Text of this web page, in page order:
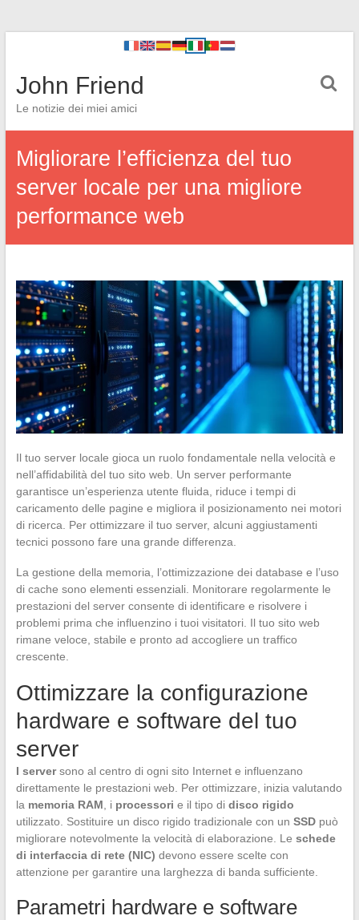
John Friend
Le notizie dei miei amici
Migliorare l’efficienza del tuo
server locale per una migliore
performance web
Il tuo server locale gioca un ruolo fondamentale nella velocità e
nell’affidabilità del tuo sito web. Un server performante
garantisce un’esperienza utente fluida, riduce i tempi di
caricamento delle pagine e migliora il posizionamento nei motori
di ricerca. Per ottimizzare il tuo server, alcuni aggiustamenti
tecnici possono fare una grande differenza.
La gestione della memoria, l’ottimizzazione dei database e l’uso
di cache sono elementi essenziali. Monitorare regolarmente le
prestazioni del server consente di identificare e risolvere i
problemi prima che influenzino i tuoi visitatori. Il tuo sito web
rimane veloce, stabile e pronto ad accogliere un traffico
crescente.
Ottimizzare la configurazione
hardware e software del tuo
server
I serversono al centro di ogni sito Internet e influenzano
direttamente le prestazioni web. Per ottimizzare, inizia valutando
la memoria RAM , i processori e il tipo di disco rigido
utilizzato. Sostituire un disco rigido tradizionale con un SSDpuò
migliorare notevolmente la velocità di elaborazione. Le schede
di interfaccia di rete (NIC) devono essere scelte con
attenzione per garantire una larghezza di banda sufficiente.
Parametri hardware e software